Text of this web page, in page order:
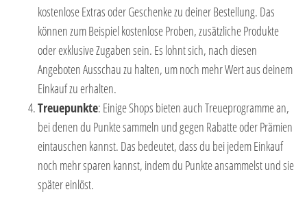
kostenlose Extras oder Geschenke zu deiner Bestellung. Das
können zum Beispiel kostenlose Proben, zusätzliche Produkte
oder exklusive Zugaben sein. Es lohnt sich, nach diesen
Angeboten Ausschau zu halten, um noch mehr Wert aus deinem
Einkauf zu erhalten.
Treuepunkte: Einige Shops bieten auch Treueprogramme an,
bei denen du Punkte sammeln und gegen Rabatte oder Prämien
eintauschen kannst. Das bedeutet, dass du bei jedem Einkauf
noch mehr sparen kannst, indem du Punkte ansammelst und sie
später einlöst.